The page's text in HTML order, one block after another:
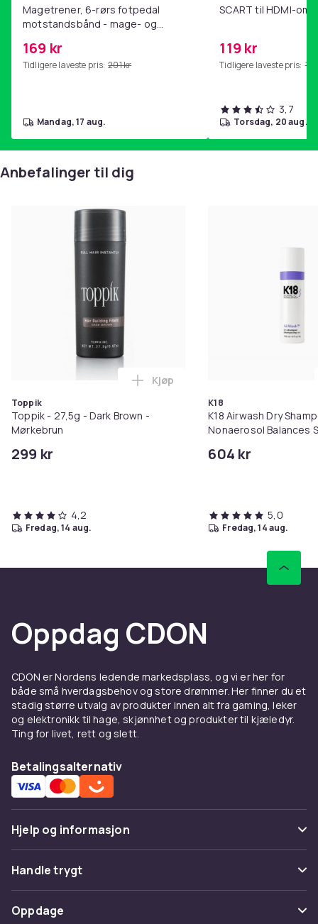
Magetrener, 6-rørs fotpedal
motstandsbånd - mage- og
hjemmegymnastikk Pink
169 kr
Tidligere laveste pris: 201 kr
mandag, 17 aug.
SCART til HDMI-
119 kr
Tidligere laveste pris:
3,7
torsdag, 20 aug.
Anbefalinger til dig
Toppik
Toppik - 27,5g - Dark Brown -
Mørkebrun
299 kr
Legg Toppik - 27,5g - Dark
Kjøp
4,2
fredag, 14 aug.
K18
K18 Airwash Dry
Nonaerosol Balances
604 kr
5,0
fredag, 14 aug.
Oppdag CDON
CDON er Nordens ledende markedsplass, og vi er her for
både små hverdagsbehov og store drømmer. Her finner du et
stadig større utvalg av produkter innen alt fra gaming, leker
og elektronikk til hage, skjønnhet og produkter til kjæledyr.
Ting for livet, rett og slett.
Betalingsalternativ
Hjelp og informasjon
Vanlige spørsmål
Spor pakke
Handle trygt
Betaling
Oppdage